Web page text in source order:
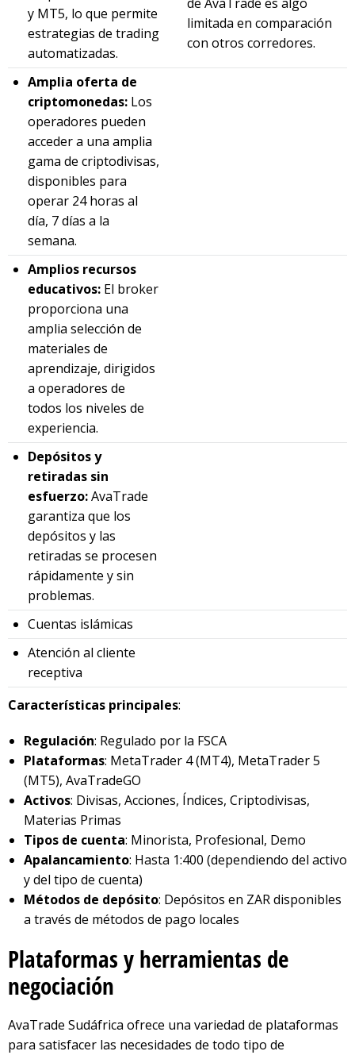
y MT5, lo que permite
estrategias de trading
automatizadas.
limitada en comparación
con otros corredores.
Amplia oferta de
criptomonedas: Los
operadores pueden
acceder a una amplia
gama de criptodivisas,
disponibles para
operar 24 horas al
día, 7 días a la
semana.
Amplios recursos
educativos: El broker
proporciona una
amplia selección de
materiales de
aprendizaje, dirigidos
a operadores de
todos los niveles de
experiencia.
Depósitos y
retiradas sin
esfuerzo:AvaTrade
garantiza que los
depósitos y las
retiradas se procesen
rápidamente y sin
problemas.
Cuentas islámicas
Atención al cliente
receptiva
Características principales:
Regulación: Regulado por la FSCA
Plataformas: MetaTrader 4 (MT4), MetaTrader 5
(MT5), AvaTradeGO
Activos: Divisas, Acciones, Índices, Criptodivisas,
Materias Primas
Tipos de cuenta: Minorista, Profesional, Demo
Apalancamiento: Hasta 1:400 (dependiendo del activo
y del tipo de cuenta)
Métodos de depósito: Depósitos en ZAR disponibles
a través de métodos de pago locales
Plataformas y herramientas de
negociación
AvaTrade Sudáfrica ofrece una variedad de plataformas
para satisfacer las necesidades de todo tipo de